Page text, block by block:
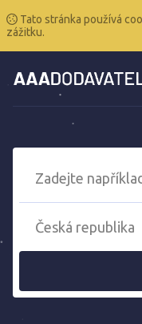
Tato stránka používá
zážitku.